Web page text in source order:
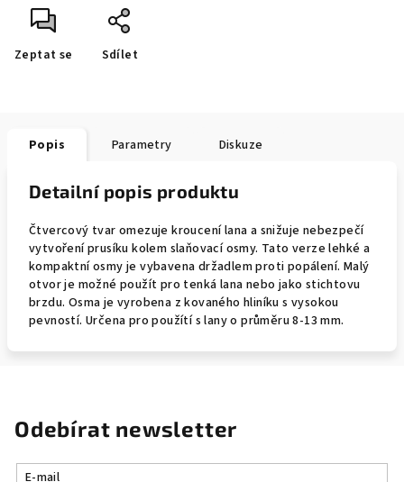
Zeptat se Sdílet
Popis Parametry Diskuze
Detailní popis produktu
Čtvercový tvar omezuje kroucení lana a snižuje nebezpečí
vytvoření prusíku kolem slaňovací osmy. Tato verze lehké a
kompaktní osmy je vybavena držadlem proti popálení. Malý
otvor je možné použít pro tenká lana nebo jako stichtovu
brzdu. Osma je vyrobena z kovaného hliníku s vysokou
pevností. Určena pro použítí s lany o průměru 8-13 mm.
Odebírat newsletter
E-mail